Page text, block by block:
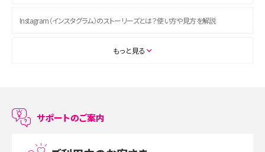
Instagram（インスタグラム）のストーリーズとは？使い方や見方を解説
ASMRとは？初心者向けの代表ジャンルや楽しみ方を解説
LINEで友だちを削除する方法は？方法ごとの影響や復活・復元する方法も解説
もっと見る
サポートのご案内